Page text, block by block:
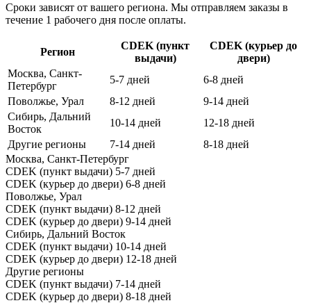
Сроки зависят от вашего региона. Мы отправляем заказы в
течение 1 рабочего дня после оплаты.
Регион
CDEK (пункт
выдачи)
CDEK (курьер до
двери)
Москва, Санкт-
Петербург
5-7 дней
6-8 дней
Поволжье, Урал
8-12 дней
9-14 дней
Сибирь, Дальний
Восток
10-14 дней
12-18 дней
Другие регионы
7-14 дней
8-18 дней
Москва, Санкт-Петербург
CDEK (пункт выдачи) 5-7 дней
CDEK (курьер до двери) 6-8 дней
Поволжье, Урал
CDEK (пункт выдачи) 8-12 дней
CDEK (курьер до двери) 9-14 дней
Сибирь, Дальний Восток
CDEK (пункт выдачи) 10-14 дней
CDEK (курьер до двери) 12-18 дней
Другие регионы
CDEK (пункт выдачи) 7-14 дней
CDEK (курьер до двери) 8-18 дней